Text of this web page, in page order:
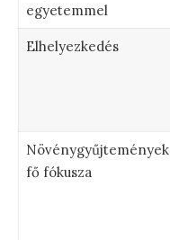
egyetemmel
Elhelyezkedés
Növénygyűjtemények
fő fókusza